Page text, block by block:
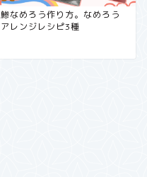
鯵なめろう作り方。なめろう
アレンジレシピ3種